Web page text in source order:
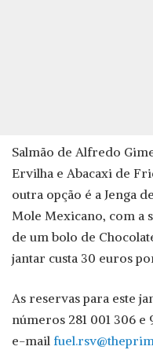
Salmão de Alfredo
Ervilha e Abacaxi de
outra opção é a Jenga
Mole Mexicano, com a
de um bolo de
jantar custa 30 euros
As reservas para este
números 281 001 306 e
e-mail